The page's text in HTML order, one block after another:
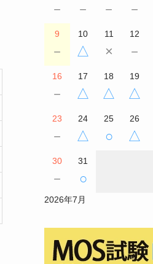
－ － － －
9
－
10
△
11
×
12
－
16
－
17
△
18
△
19
△
23
－
24
△
25
○
26
△
30
－
31
○
2026年7月